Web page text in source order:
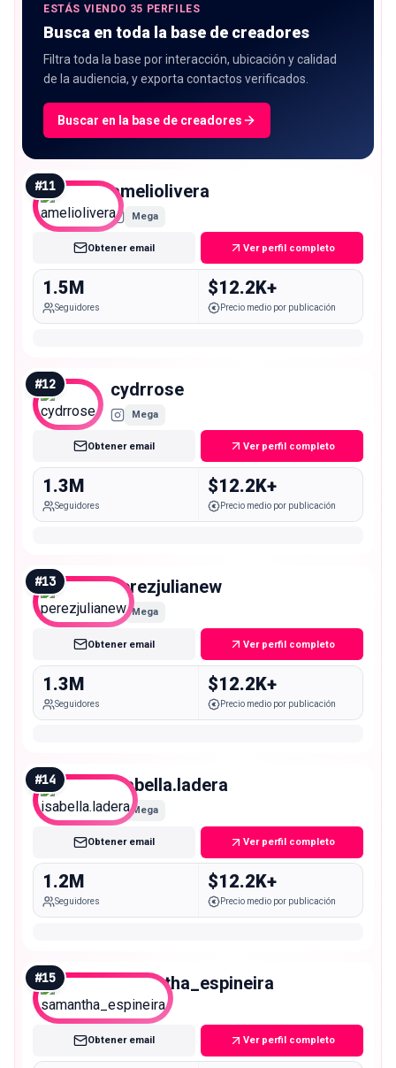
ESTÁS VIENDO 35 PERFILES
Busca en toda la base de creadores
Filtra toda la base por interacción, ubicación y calidad
de la audiencia, y exporta contactos verificados.
Buscar en la base de creadores
#11 ameliolivera
Mega
Obtener email Ver perfil completo
1.5M
Seguidores
$12.2K+
Precio medio por publicación
#12 cydrrose
Mega
Obtener email Ver perfil completo
1.3M
Seguidores
$12.2K+
Precio medio por publicación
#13 perezjulianew
Mega
Obtener email Ver perfil completo
1.3M
Seguidores
$12.2K+
Precio medio por publicación
#14 isabella.ladera
Mega
Obtener email Ver perfil completo
1.2M
Seguidores
$12.2K+
Precio medio por publicación
#15 samantha_espineira
Mega
Obtener email Ver perfil completo